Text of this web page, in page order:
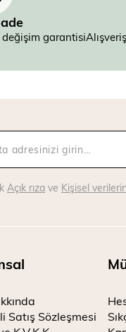
garantisi
Açık rıza ve Kişisel
Satış Sözleşmesi